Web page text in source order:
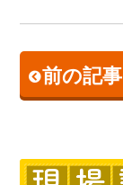
前の記事